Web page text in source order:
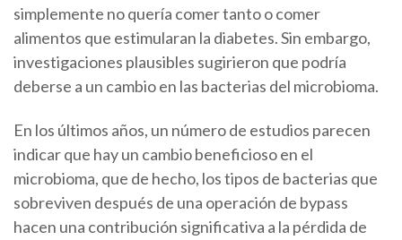
simplemente no quería comer tanto o comer
alimentos que estimularan la diabetes. Sin embargo,
investigaciones plausibles sugirieron que podría
deberse a un cambio en las bacterias del microbioma.
En los últimos años, un número de estudios parecen
indicar que hay un cambio beneficioso en el
microbioma, que de hecho, los tipos de bacterias que
sobreviven después de una operación de bypass
hacen una contribución significativa a la pérdida de